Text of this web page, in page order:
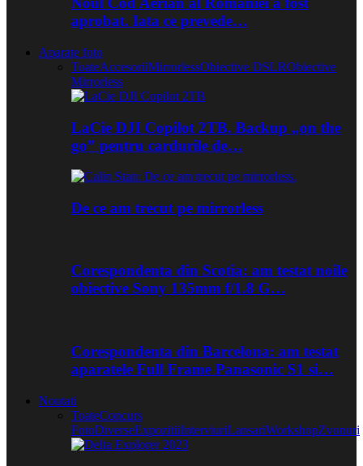
aprobat. Iata ce prevede…
Aparate foto
ToateAccesoriiMirrorlessObiective DSLRObiective
Mirrorless
LaCie DJI Copilot 2TB. Backup „on the
go” pentru cardurile de…
De ce am trecut pe mirrorless
Corespondenta din Scotia: am testat noile
obiective Sony 135mm f/1.8 G…
Corespondenta din Barcelona: am testat
aparatele Full Frame Panasonic S1 si…
Noutati
ToateConcurs
FotoDiverseExpozitiiInterviuriLansariWorkshopZvonuri